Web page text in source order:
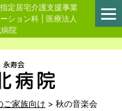
定居宅介護支援事業
ション科 | 医療法人
院
ご家族向け > 秋の音楽会